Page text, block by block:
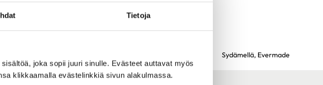
Tietoja
joka sopii juuri sinulle. Evästeet auttavat myös
klikkaamalla evästelinkkiä sivun alakulmassa.
Sydämellä, Evermade